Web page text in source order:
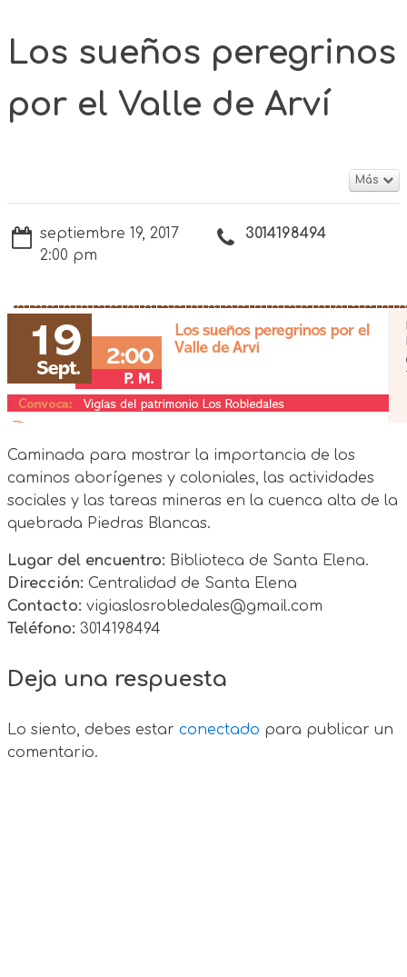
Los sueños peregrinos
por el Valle de Arví
Más
septiembre 19, 2017
2:00 pm
3014198494
Caminada para mostrar la importancia de los
caminos aborígenes y coloniales, las actividades
sociales y las tareas mineras en la cuenca alta de la
quebrada Piedras Blancas.
Lugar del encuentro: Biblioteca de Santa Elena.
Dirección: Centralidad de Santa Elena
Contacto: vigiaslosrobledales@gmail.com
Teléfono: 3014198494
Deja una respuesta
Lo siento, debes estar conectado para publicar un
comentario.